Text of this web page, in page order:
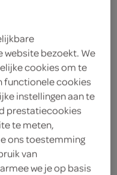
website bezoekt. We
cookies om te
functionele cookies
instellingen aan te
prestatiecookies
te meten,
ons toestemming
van
we je op basis